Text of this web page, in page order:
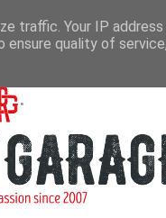
traffic. Your IP
quality of